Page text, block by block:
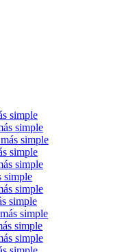
simple
simple
simple
simple
simple
simple
simple
simple
simple
simple
simple